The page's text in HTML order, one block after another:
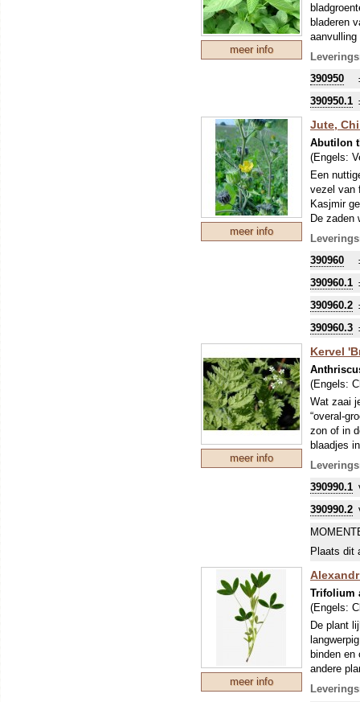
meer info
bladeren
390950
390950.1
meer info
Jute,
Abutilon
(Engels:
Een
vezel van
Kasjmir
De zaden
in soepen
m!). De
vruchten,
390960
390960.1
390960.2
390960.3
meer info
Kervel
(Engels:
Wat zaai
“overal-
zon of in
blaadjes
Om uw
sommige
390990.1
390990.2
Plaats dit
meer info
Trifolium
(Engels:
De plant
binden
andere